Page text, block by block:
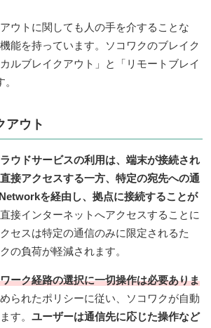
ウトに関しても人の手を介することな
能を持っています。ソコワクのブレイク
ルブレイクアウト」と「リモートブレイ
アウト
ウドサービスの利用は、端末が接続され
接アクセスする一方、特定の宛先への通
を経由し、拠点に接続することが
接インターネットへアクセスすることに
セスは特定の通信のみに限定されるた
の負荷が軽減されます。
ーク経路の選択に一切操作は必要ありま
られたポリシーに従い、ソコワクが自動
す。 ユーザーは通信先に応じた操作など